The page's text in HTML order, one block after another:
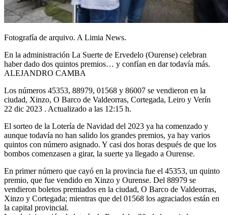
Fotografía de arquivo. A Limia News.
En la administración La Suerte de Ervedelo (Ourense) celebran
haber dado dos quintos premios… y confían en dar todavía más.
ALEJANDRO CAMBA
Los números 45353, 88979, 01568 y 86007 se vendieron en la
ciudad, Xinzo, O Barco de Valdeorras, Cortegada, Leiro y Verín
22 dic 2023 . Actualizado a las 12:15 h.
El sorteo de la Lotería de Navidad del 2023 ya ha comenzado y
aunque todavía no han salido los grandes premios, ya hay varios
quintos con número asignado. Y casi dos horas después de que los
bombos comenzasen a girar, la suerte ya llegado a Ourense.
En primer número que cayó en la provincia fue el 45353, un quinto
premio, que fue vendido en Xinzo y Ourense. Del 88979 se
vendieron boletos premiados en la ciudad, O Barco de Valdeorras,
Xinzo y Cortegada; mientras que del 01568 los agraciados están en
la capital provincial.